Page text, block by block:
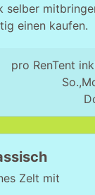
selber
einen kaufen.
pro RenTent
Zelt mit